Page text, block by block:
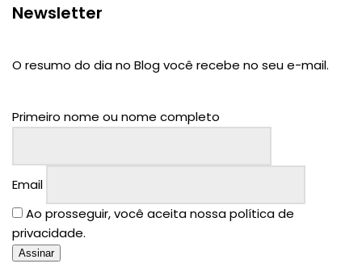
Newsletter
O resumo do dia no Blog você recebe no seu e-mail.
Primeiro nome ou nome completo
Email
Ao prosseguir, você aceita nossa política de
privacidade.